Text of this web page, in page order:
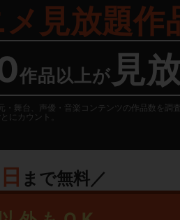
メ見放題作
作品以上が 見
舞台、声優・音楽コンテンツの作品数を調
にカウント。
日 まで無料／